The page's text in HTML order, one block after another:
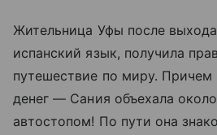
Жительница Уфы после
испанский язык, получила
путешествие по миру. Причем
денег — Сания объехала
автостопом! По пути она